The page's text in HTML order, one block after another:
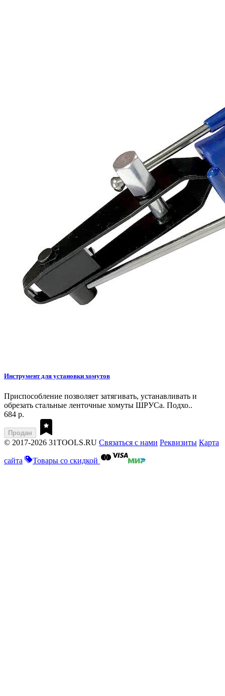
Инструмент для установки хомутов
Приспособление позволяет затягивать, устанавливать и
обрезать стальные ленточные хомуты ШРУСа. Подхо..
684 р.
Продан
© 2017-2026 31TOOLS.RU Связаться с нами Реквизиты Карта
сайта Товары со скидкой